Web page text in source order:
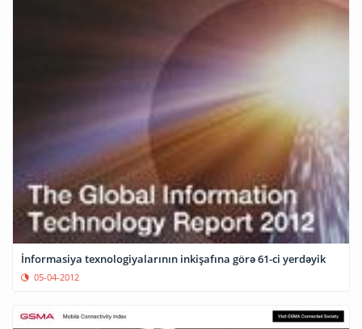
İnformasiya texnologiyalarının inkişafına görə 61-ci yerdəyik
05-04-2012